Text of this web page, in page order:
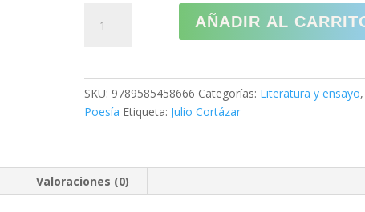
QUE
cantidad
AÑADIR AL
SKU: 9789585458666 Categorías: Literatura y ensayo,
Poesía Etiqueta: Julio Cortázar
Valoraciones (0)